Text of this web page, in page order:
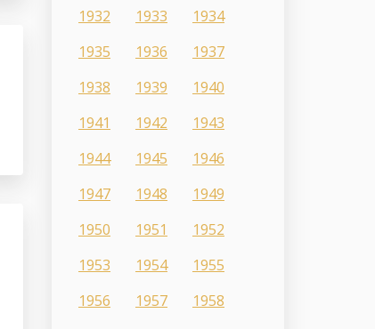
1932
1933
1934
1935
1936
1937
1938
1939
1940
1941
1942
1943
1944
1945
1946
1947
1948
1949
1950
1951
1952
1953
1954
1955
1956
1957
1958